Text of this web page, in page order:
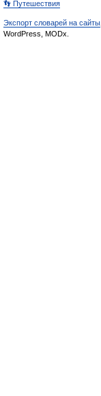
👣 Путешествия
Экспорт словарей на сайты
WordPress, MODx.